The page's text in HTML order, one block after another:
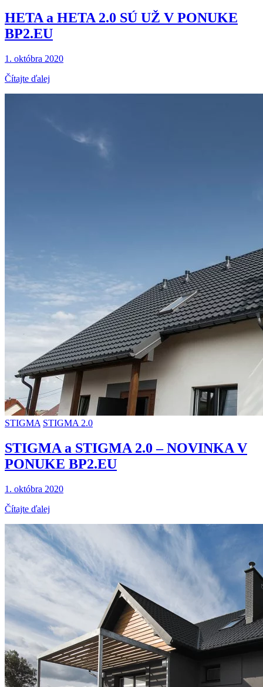
HETA a HETA 2.0 SÚ UŽ V PONUKE
BP2.EU
1. októbra 2020
Čítajte ďalej
STIGMA STIGMA 2.0
STIGMA a STIGMA 2.0 – NOVINKA V
PONUKE BP2.EU
1. októbra 2020
Čítajte ďalej